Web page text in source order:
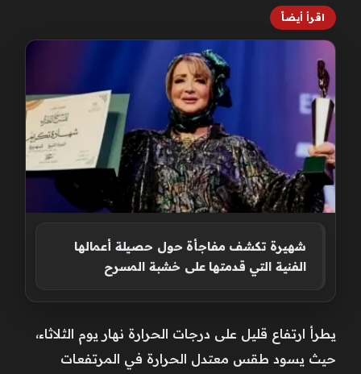
اقرأ أيضاً
شهيرة تكشف مفاجأة حول حصيلة أعمالها
الفنية التي قدمتها على خشبة المسرح
يطرأ ارتفاع قليل على درجات الحرارة نهار يوم الثلاثاء،
حيث يسود طقس معتدل الحرارة في المرتفعات